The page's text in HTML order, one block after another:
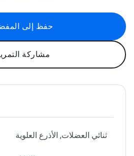
حفظ إلى
مشاركة
ثنائي العضلات, الأذرع العلوية